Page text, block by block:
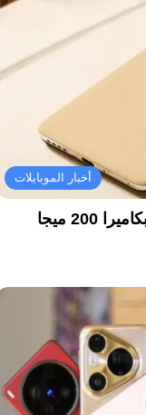
أخبار الموبايلات
الإعلان الرسمي عن Realme 16 Pro+ بكاميرا 200 ميجا